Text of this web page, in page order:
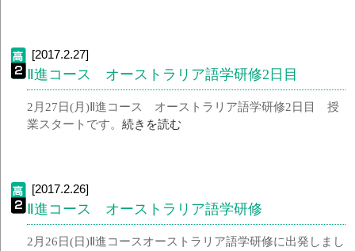
[2017.2.27]
Ⅱ進コース オーストラリア語学研修2日目
2月27日(月)Ⅱ進コース オーストラリア語学研修2日目 授
業スタートです。続きを読む
[2017.2.26]
Ⅱ進コース オーストラリア語学研修
2月26日(日)Ⅱ進コースオーストラリア語学研修に出発しまし